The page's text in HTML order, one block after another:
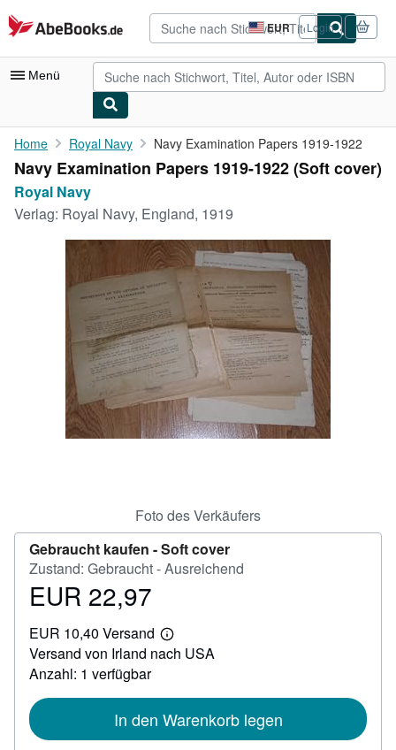
Zum Hauptinhalt
AbeBooks.de EUR
Seite
der
Einkaufseinstellungen.
Login
Menü
Nutzerkonto
Meine Bestellungen
Detailsuche
Antiquarische Bücher
Kunst & Sammlerstücke
Verkäufer werden
SCHLIESSEN
Home Royal Navy Navy Examination Papers 1919-1922
Navy Examination Papers 1919-1922 (Soft cover)
Royal Navy
Verlag: Royal Navy, England, 1919
Foto des Verkäufers
Gebraucht kaufen -Soft cover
Zustand: Gebraucht - Ausreichend
Preis
22,97
EUR 22,97
EUR 10,40 Versand
Weitere
Informationen
Versand von Irland nach USA
Anzahl: 1 verfügbar
In den Warenkorb legen